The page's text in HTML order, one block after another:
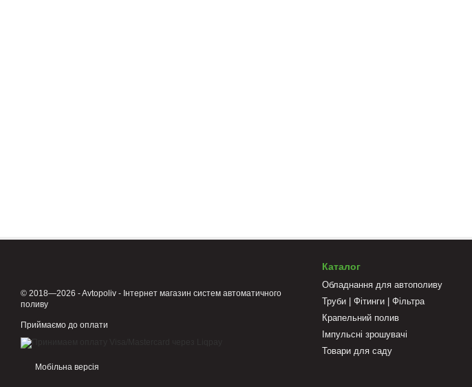
© 2018—2026 - Avtopoliv - Інтернет магазин систем автоматичного
поливу
Приймаємо до оплати
Мобільна версія
Каталог
Обладнання для автополиву
Труби | Фітинги | Фільтра
Крапельний полив
Імпульсні зрошувачі
Товари для саду